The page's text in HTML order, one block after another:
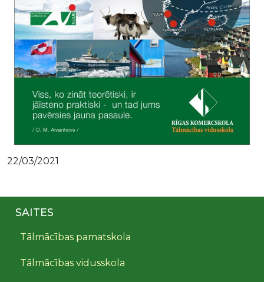
22/03/2021
SAITES
Tālmācības pamatskola
Tālmācības vidusskola